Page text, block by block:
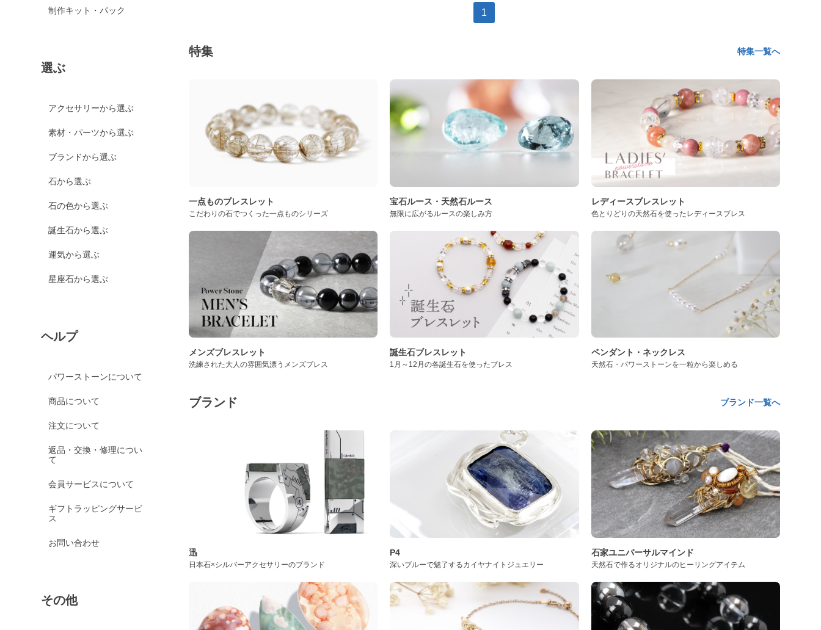
制作キット・パック
選ぶ
アクセサリーから選ぶ
素材・パーツから選ぶ
ブランドから選ぶ
石から選ぶ
石の色から選ぶ
誕生石から選ぶ
運気から選ぶ
星座石から選ぶ
ヘルプ
パワーストーンについて
商品について
注文について
返品・交換・修理につい
て
会員サービスについて
ギフトラッピングサービ
ス
お問い合わせ
その他
1
特集 特集一覧へ
一点ものブレスレット
こだわりの石でつくった一点ものシリーズ
宝石ルース・天然石ルース
無限に広がるルースの楽しみ方
レディースブレスレット
色とりどりの天然石を使ったレディースブレス
メンズブレスレット
洗練された大人の雰囲気漂うメンズブレス
誕生石ブレスレット
1月～12月の各誕生石を使ったブレス
ペンダント・ネックレス
天然石・パワーストーンを一粒から楽しめる
ブランド ブランド一覧へ
迅
日本石×シルバーアクセサリーのブランド
P4
深いブルーで魅了するカイヤナイトジュエリー
石家ユニバーサルマインド
天然石で作るオリジナルのヒーリングアイテム